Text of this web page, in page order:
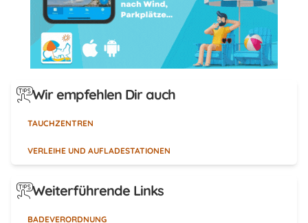
Wir empfehlen Dir auch
TAUCHZENTREN
VERLEIHE UND AUFLADESTATIONEN
Weiterführende Links
BADEVERORDNUNG